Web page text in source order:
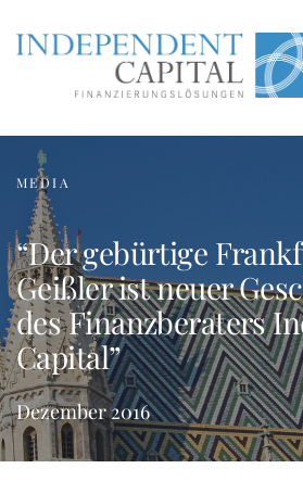
MEDIA
“Der gebürtige
Geißler ist neuer
des Finanzberaters
Capital”
Dezember 2016